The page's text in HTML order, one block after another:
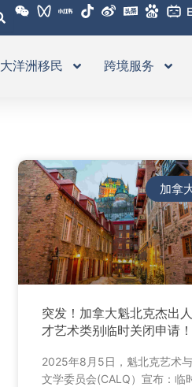
大洋洲移民 跨境服务
加拿
突发！加拿大魁北克杰出人
才艺术类别临时关闭申请！
2025年8月5日，魁北克艺术与
文学委员会(CALQ）宣布：临